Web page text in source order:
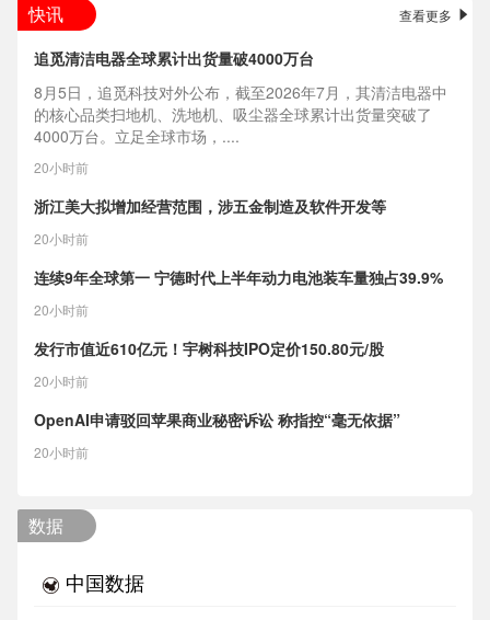
快讯 查看更多
追觅清洁电器全球累计出货量破4000万台
8月5日，追觅科技对外公布，截至2026年7月，其清洁电器中
的核心品类扫地机、洗地机、吸尘器全球累计出货量突破了
4000万台。立足全球市场，....
20小时前
浙江美大拟增加经营范围，涉五金制造及软件开发等
20小时前
连续9年全球第一 宁德时代上半年动力电池装车量独占39.9%
20小时前
发行市值近610亿元！宇树科技IPO定价150.80元/股
20小时前
OpenAI申请驳回苹果商业秘密诉讼 称指控“毫无依据”
20小时前
数据
中国数据